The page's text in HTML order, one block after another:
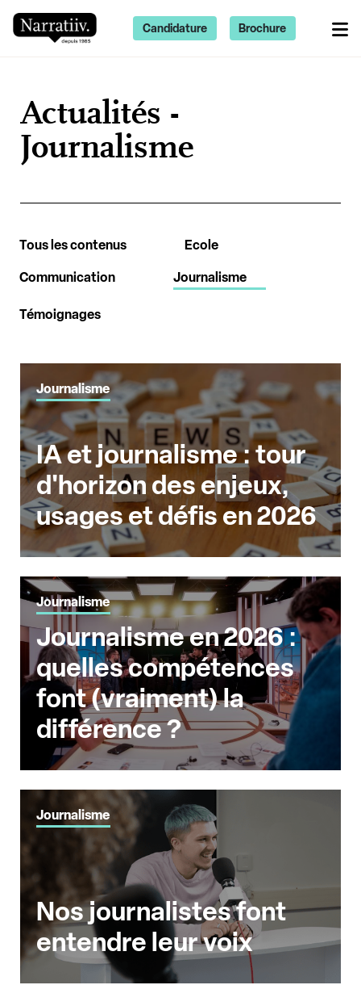
Actualités -
Journalisme
Tous les contenus Ecole
Communication Journalisme
Témoignages
Journalisme
IA et journalisme : tour
d'horizon des enjeux,
usages et défis en 2026
Journalisme
Journalisme en 2026 :
quelles compétences
font (vraiment) la
différence ?
Journalisme
Nos journalistes font
entendre leur voix
Candidature Brochure